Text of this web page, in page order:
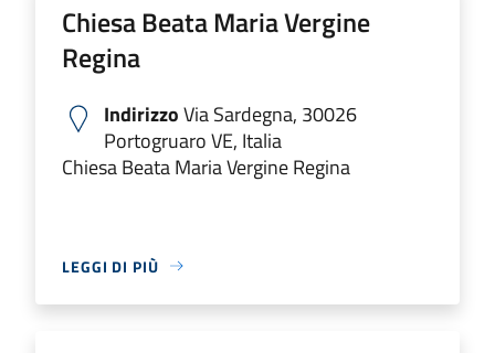
Chiesa Beata Maria Vergine
Regina
IndirizzoVia Sardegna, 30026
Portogruaro VE, Italia
Chiesa Beata Maria Vergine Regina
LEGGI DI PIÙ